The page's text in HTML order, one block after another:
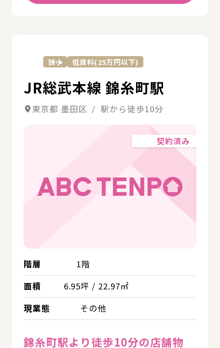
狭小 低賃料(25万円以下)
JR総武本線 錦糸町駅
東京都 墨田区 / 駅から徒歩10分
契約済み
階層
1階
面積
6.95坪 / 22.97㎡
現業態
その他
錦糸町駅より徒歩10分の店舗物